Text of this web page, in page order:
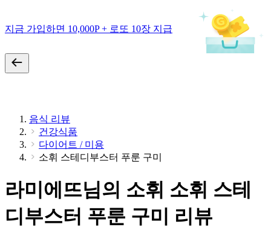
지금 가입하면 10,000P + 로또 10장 지급
음식 리뷰
건강식품
다이어트 / 미용
소휘 스테디부스터 푸룬 구미
라미에뜨님의 소휘 소휘 스테
디부스터 푸룬 구미 리뷰